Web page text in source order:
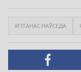
#ГІТАНАС НАЎСЕДА